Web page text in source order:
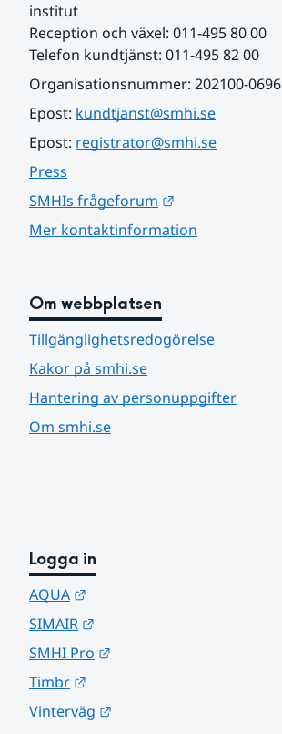
institut
Reception och växel: 011-495 80 00
Telefon kundtjänst: 011-495 82 00
Organisationsnummer: 202100-0696
Epost: kundtjanst@smhi.se
Epost: registrator@smhi.se
Press
SMHIs frågeforum
Mer kontaktinformation
Om webbplatsen
Tillgänglighetsredogörelse
Kakor på smhi.se
Hantering av personuppgifter
Om smhi.se
Logga in
AQUA
SIMAIR
SMHI Pro
Timbr
Vinterväg